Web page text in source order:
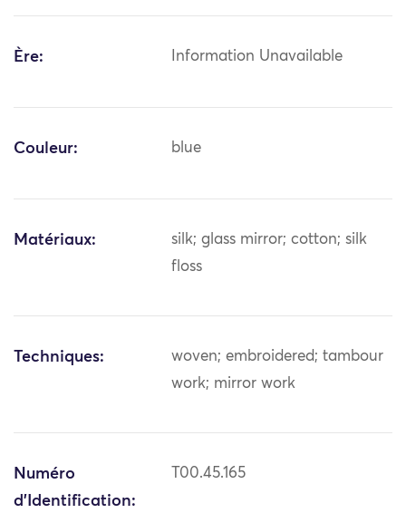
Ère: Information Unavailable
Couleur: blue
Matériaux:
silk; glass mirror; cotton; silk
floss
Techniques:
woven; embroidered; tambour
work; mirror work
Numéro
d'Identification:
T00.45.165